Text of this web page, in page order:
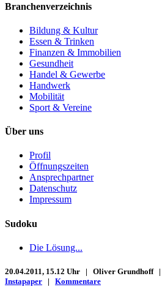
Branchenverzeichnis
Bildung & Kultur
Essen & Trinken
Finanzen & Immobilien
Gesundheit
Handel & Gewerbe
Handwerk
Mobilität
Sport & Vereine
Über uns
Profil
Öffnungszeiten
Ansprechpartner
Datenschutz
Impressum
Sudoku
Die Lösung...
20.04.2011, 15.12 Uhr | Oliver Grundhoff |
Instapaper | Kommentare